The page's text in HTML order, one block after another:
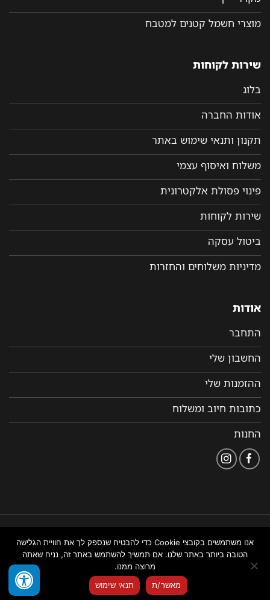
מוצרי חשמל קטנים למטבח
שירות לקוחות
בלוג
אודות החברה
תקנון ותנאי שימוש באתר
משלוח ואיסוף עצמי
פינוי פסולת אלקטרונית
שירות לקוחות
ביטול עסקה
מדיניות משלוחים והחזרות
אודות
התחבר
החשבון שלי
ההזמנות שלי
כתובות חיוב ומשלוח
החנות
נגישות
באתר
ניהול אתרים
אנו משתמשים בקובצי Cookie כדי להבטיח שנספק לך את חוויית הגלישה
הטובה ביותר באתר שלנו. אם תמשיך להשתמש באתר זה, נניח שאתה
מרוצה ממנו.
מאשר/ת
תנאי שימוש
צור איתנו קשר